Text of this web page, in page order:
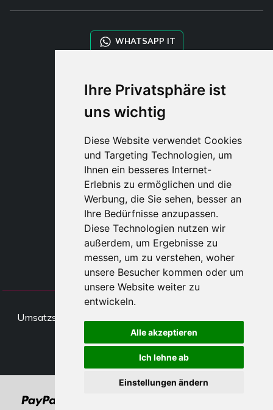
Ihre Privatsphäre ist
uns wichtig
Diese Website verwendet Cookies
und Targeting Technologien, um
Ihnen ein besseres Internet-
Erlebnis zu ermöglichen und die
Werbung, die Sie sehen, besser an
Ihre Bedürfnisse anzupassen.
Diese Technologien nutzen wir
außerdem, um Ergebnisse zu
messen, um zu verstehen, woher
unsere Besucher kommen oder um
unsere Website weiter zu
entwickeln.
Alle akzeptieren
Ich lehne ab
Einstellungen ändern
WHATSAPP IT
STYLIA SERVICES
SHOP B2B
TAYLOR MADE ORDERS
DROPSHIPPING
BENUTZE
REGISTRIERE
EINLOGGE
EINKAUFSWAGE
All rights Styliafoe s.r.l. © 2025 -
Umsatzsteueridentifikationsnumme IT15015641002
Folge uns